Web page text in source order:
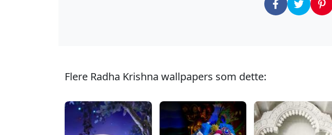
Flere Radha Krishna wallpapers som dette: